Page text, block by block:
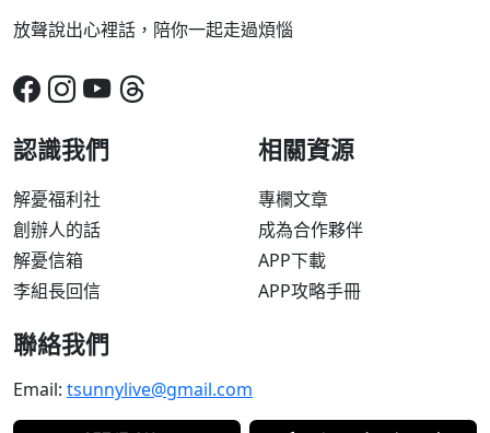
放聲說出心裡話，陪你一起走過煩惱
認識我們
解憂福利社
創辦人的話
解憂信箱
李組長回信
相關資源
專欄文章
成為合作夥伴
APP下載
APP攻略手冊
聯絡我們
Email: tsunnylive@gmail.com